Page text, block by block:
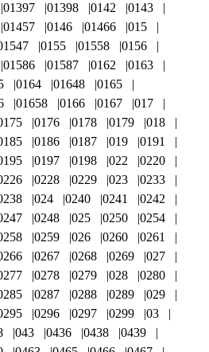
01397 01398 0142
0143
01457 0146 01466
015
0155 01558
0156
01586 01587 0162
0163
0164 01648
0165
01658 0166 0167
017
0176 0178 0179
018
0186 0187 019
0191
0197 0198 022
0220
0228 0229 023
0233
024 0240 0241
0242
0248 025 0250
0254
0259 026 0260
0261
0267 0268 0269
027
0278 0279 028
0280
0287 0288 0289
029
0296 0297 0299
03
043 0436 0438
0439